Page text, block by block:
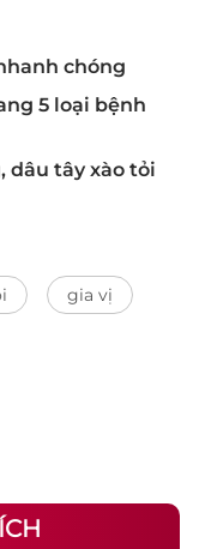
chóng
5 loại bệnh
dâu tây xào tỏi
gia vị